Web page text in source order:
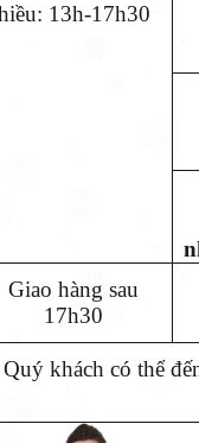
13h-17h30
Giao hàng sau
17h30
Quý khách có thể